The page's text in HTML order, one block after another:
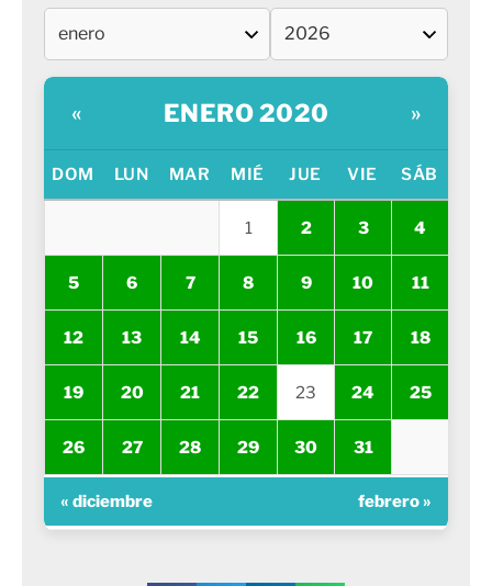
« ENERO 2020 »
DOM LUN MAR MIÉ JUE VIE SÁB
1 2 3 4
5 6 7 8 9 10 11
12 13 14 15 16 17 18
19 20 21 22 23 24 25
26 27 28 29 30 31
« diciembre febrero »